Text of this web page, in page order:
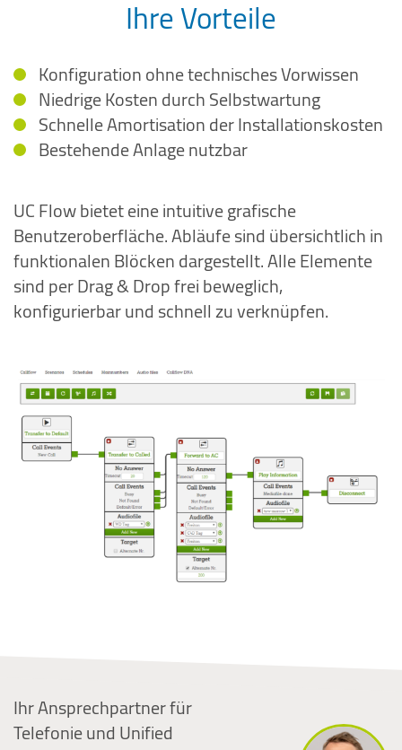
Ihre Vorteile
Konfiguration ohne technisches Vorwissen
Niedrige Kosten durch Selbstwartung
Schnelle Amortisation der Installationskosten
Bestehende Anlage nutzbar
UC Flow bietet eine intuitive grafische
Benutzeroberfläche. Abläufe sind übersichtlich in
funktionalen Blöcken dargestellt. Alle Elemente
sind per Drag & Drop frei beweglich,
konfigurierbar und schnell zu verknüpfen.
Ihr Ansprechpartner für
Telefonie und Unified